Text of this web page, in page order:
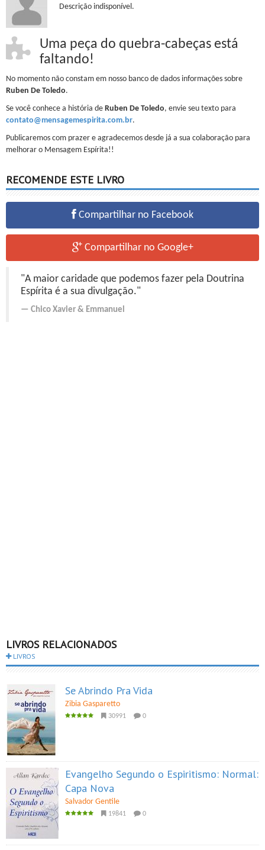
Descrição indisponível.
Uma peça do quebra-cabeças está
faltando!
No momento não constam em nosso banco de dados informações sobre
Ruben De Toledo.
Se você conhece a história de Ruben De Toledo, envie seu texto para
contato@mensagemespirita.com.br.
Publicaremos com prazer e agradecemos desde já a sua colaboração para
melhorar o Mensagem Espírita!!
RECOMENDE ESTE LIVRO
Compartilhar no Facebook
Compartilhar no Google+
"A maior caridade que podemos fazer pela Doutrina
Espírita é a sua divulgação."
Chico Xavier & Emmanuel
LIVROS RELACIONADOS
LIVROS
Se Abrindo Pra Vida
Zibia Gasparetto
30991 0
Evangelho Segundo o Espiritismo: Normal:
Capa Nova
Salvador Gentile
19841 0